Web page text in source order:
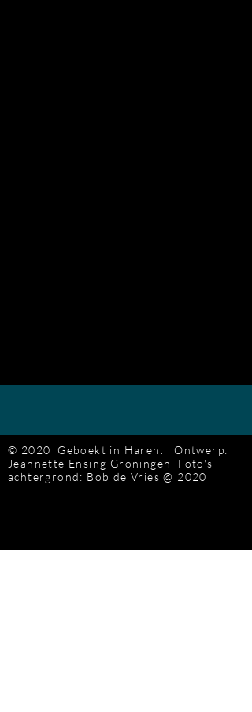
© 2020 Geboekt in Haren.Ontwerp:
Jeannette Ensing Groningen Foto's
achtergrond: Bob de Vries@ 2020